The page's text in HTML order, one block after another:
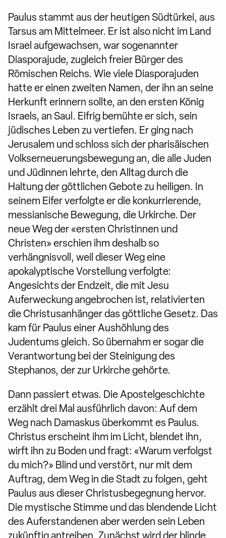
Paulus stammt aus der heutigen Südtürkei, aus
Tarsus am Mittelmeer. Er ist also nicht im Land
Israel aufgewachsen, war sogenannter
Diasporajude, zugleich freier Bürger des
Römischen Reichs. Wie viele Diasporajuden
hatte er einen zweiten Namen, der ihn an seine
Herkunft erinnern sollte, an den ersten König
Israels, an Saul. Eifrig bemühte er sich, sein
jüdisches Leben zu vertiefen. Er ging nach
Jerusalem und schloss sich der pharisäischen
Volkserneuerungsbewegung an, die alle Juden
und Jüdinnen lehrte, den Alltag durch die
Haltung der göttlichen Gebote zu heiligen. In
seinem Eifer verfolgte er die konkurrierende,
messianische Bewegung, die Urkirche. Der
neue Weg der «ersten Christinnen und
Christen» erschien ihm deshalb so
verhängnisvoll, weil dieser Weg eine
apokalyptische Vorstellung verfolgte:
Angesichts der Endzeit, die mit Jesu
Auferweckung angebrochen ist, relativierten
die Christusanhänger das göttliche Gesetz. Das
kam für Paulus einer Aushöhlung des
Judentums gleich. So übernahm er sogar die
Verantwortung bei der Steinigung des
Stephanos, der zur Urkirche gehörte.
Dann passiert etwas. Die Apostelgeschichte
erzählt drei Mal ausführlich davon: Auf dem
Weg nach Damaskus überkommt es Paulus.
Christus erscheint ihm im Licht, blendet ihn,
wirft ihn zu Boden und fragt: «Warum verfolgst
du mich?» Blind und verstört, nur mit dem
Auftrag, dem Weg in die Stadt zu folgen, geht
Paulus aus dieser Christusbegegnung hervor.
Die mystische Stimme und das blendende Licht
des Auferstandenen aber werden sein Leben
zukünftig antreiben. Zunächst wird der blinde